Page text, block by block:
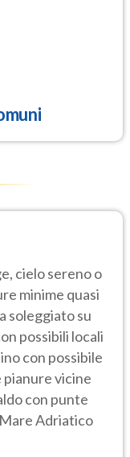
cielo sereno o
minime quasi
soleggiato su
possibili locali
con possibile
vicine
con punte
Adriatico